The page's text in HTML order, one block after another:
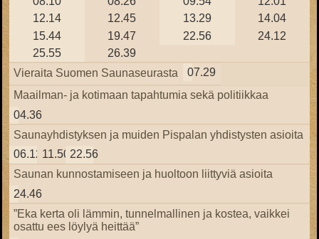
12.14
12.45 13.29
14.04
15.44
19.47 22.56
24.12
25.55
26.39
Vieraita Suomen Saunaseurasta
07.29
Maailman- ja kotimaan tapahtumia sekä politiikkaa
04.36
Saunayhdistyksen ja muiden Pispalan yhdistysten asioita
06.12 11.50 22.56
Saunan kunnostamiseen ja huoltoon liittyviä asioita
24.46
”Eka kerta oli lämmin, tunnelmallinen ja kostea, vaikkei
osattu ees löylyä heittää”